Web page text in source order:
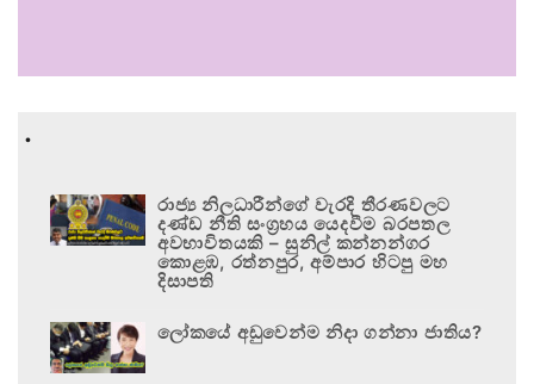
.
රාජ්‍ය නිලධාරීන්ගේ වැරදි තීරණවලට
දණ්ඩ නීති සංග්‍රහය යෙදවීම බරපතල
අවභාවිතයකි – සුනිල් කන්නන්ගර
කොළඹ, රත්නපුර, අම්පාර හිටපු මහ
දිසාපති
ලෝකයේ අඩුවෙන්ම නිදා ගන්නා ජාතිය?